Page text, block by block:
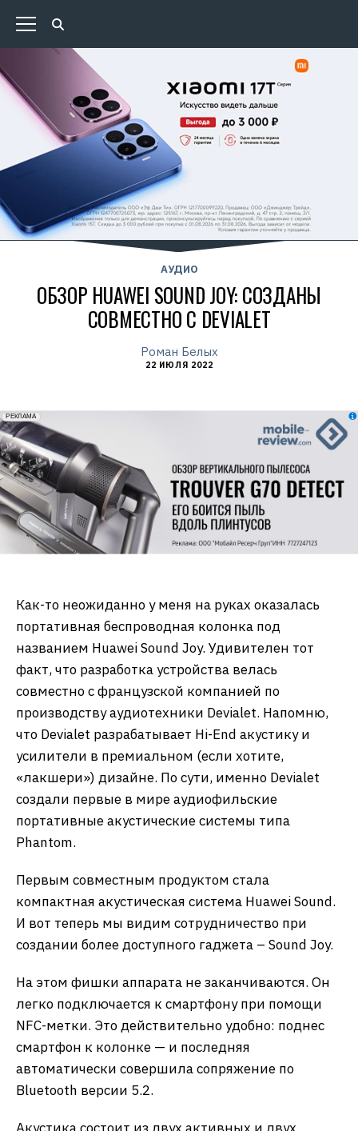
АУДИО
ОБЗОР HUAWEI SOUND JOY: СОЗДАНЫ
СОВМЕСТНО С DEVIALET
Роман Белых
22 ИЮЛЯ 2022
erid: 2VfnxxmNzs5
РЕКЛАМА
Как-то неожиданно у меня на руках оказалась
портативная беспроводная колонка под
названием Huawei Sound Joy. Удивителен тот
факт, что разработка устройства велась
совместно с французской компанией по
производству аудиотехники Devialet. Напомню,
что Devialet разрабатывает Hi-End акустику и
усилители в премиальном (если хотите,
«лакшери») дизайне. По сути, именно Devialet
создали первые в мире аудиофильские
портативные акустические системы типа
Phantom.
Первым совместным продуктом стала
компактная акустическая система Huawei Sound.
И вот теперь мы видим сотрудничество при
создании более доступного гаджета – Sound Joy.
На этом фишки аппарата не заканчиваются. Он
легко подключается к смартфону при помощи
NFC-метки. Это действительно удобно: поднес
смартфон к колонке — и последняя
автоматически совершила сопряжение по
Bluetooth версии 5.2.